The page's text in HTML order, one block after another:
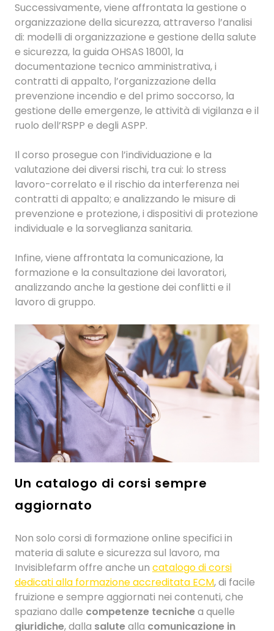
Successivamente, viene affrontata la gestione o
organizzazione della sicurezza, attraverso l’analisi
di: modelli di organizzazione e gestione della salute
e sicurezza, la guida OHSAS 18001, la
documentazione tecnico amministrativa, i
contratti di appalto, l’organizzazione della
prevenzione incendio e del primo soccorso, la
gestione delle emergenze, le attività di vigilanza e il
ruolo dell’RSPP e degli ASPP.
Il corso prosegue con l’individuazione e la
valutazione dei diversi rischi, tra cui: lo stress
lavoro-correlato e il rischio da interferenza nei
contratti di appalto; e analizzando le misure di
prevenzione e protezione, i dispositivi di protezione
individuale e la sorveglianza sanitaria.
Infine, viene affrontata la comunicazione, la
formazione e la consultazione dei lavoratori,
analizzando anche la gestione dei conflitti e il
lavoro di gruppo.
Un catalogo di corsi sempre
aggiornato
Non solo corsi di formazione online specifici in
materia di salute e sicurezza sul lavoro, ma
Invisiblefarm offre anche un catalogo di corsi
dedicati alla formazione accreditata ECM, di facile
fruizione e sempre aggiornati nei contenuti, che
spaziano dalle competenze tecnichea quelle
giuridiche, dalla salutealla comunicazione in